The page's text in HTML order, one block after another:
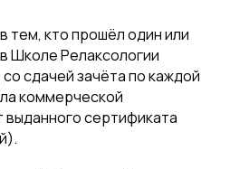
тем, кто прошёл один или
Школе Релаксологии
сдачей зачёта по каждой
коммерческой
выданного сертификата